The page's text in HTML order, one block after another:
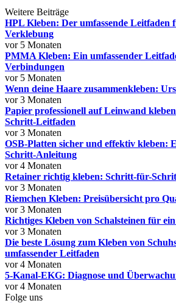
Weitere Beiträge
HPL Kleben: Der umfassende Leitfaden
Verklebung
vor 5 Monaten
PMMA Kleben: Ein umfassender
Verbindungen
vor 5 Monaten
Wenn deine Haare zusammenkleben:
vor 3 Monaten
Papier professionell auf Leinwand
Schritt-Leitfaden
vor 3 Monaten
OSB-Platten sicher und effektiv kleben:
Schritt-Anleitung
vor 4 Monaten
Retainer richtig kleben: Schritt-für-
vor 3 Monaten
Riemchen Kleben: Preisübersicht pro
vor 3 Monaten
Richtiges Kleben von Schalsteinen für
vor 3 Monaten
Die beste Lösung zum Kleben von
umfassender Leitfaden
vor 4 Monaten
5-Kanal-EKG: Diagnose und
vor 4 Monaten
Folge uns